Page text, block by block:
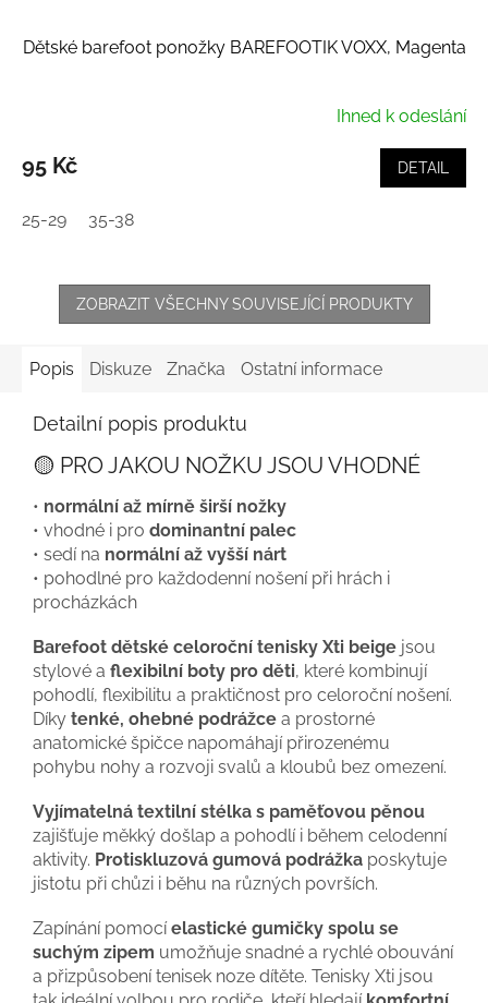
Dětské barefoot ponožky BAREFOOTIK VOXX, Magenta
Ihned k odeslání
95 Kč DETAIL
25-29 35-38
ZOBRAZIT VŠECHNY SOUVISEJÍCÍ PRODUKTY
Popis Diskuze Značka Ostatní informace
Detailní popis produktu
🟡 PRO JAKOU NOŽKU JSOU VHODNÉ
• normální až mírně širší nožky
• vhodné i pro dominantní palec
• sedí na normální až vyšší nárt
• pohodlné pro každodenní nošení při hrách i
procházkách
Barefoot dětské celoroční tenisky Xti beige jsou
stylové a flexibilní boty pro děti, které kombinují
pohodlí, flexibilitu a praktičnost pro celoroční nošení.
Díky tenké, ohebné podrážce a prostorné
anatomické špičce napomáhají přirozenému
pohybu nohy a rozvoji svalů a kloubů bez omezení.
Vyjímatelná textilní stélka s paměťovou pěnou
zajišťuje měkký došlap a pohodlí i během celodenní
aktivity. Protiskluzová gumová podrážka poskytuje
jistotu při chůzi i běhu na různých površích.
Zapínání pomocíelastické gumičky spolu se
suchým zipem umožňuje snadné a rychlé obouvání
a přizpůsobení tenisek noze dítěte. Tenisky Xti jsou